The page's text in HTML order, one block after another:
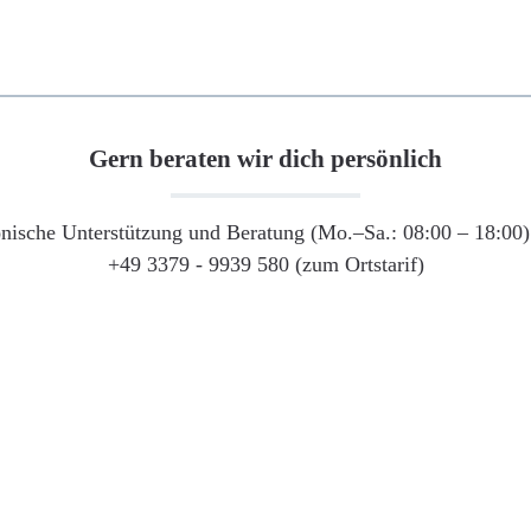
Gern beraten wir dich persönlich
Unterstützung und Beratung (Mo.–Sa.: 08:00 –
+49 3379 - 9939 580 (zum Ortstarif)